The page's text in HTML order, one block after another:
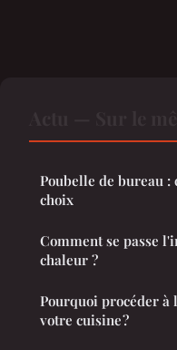
Poubelle de bureau
choix
Comment se passe
chaleur ?
Pourquoi procéder à
votre cuisine ?